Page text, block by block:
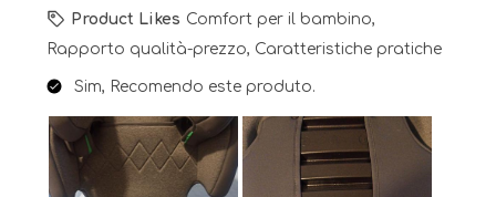
Product Likes Comfort per il bambino,
Rapporto qualità-prezzo, Caratteristiche pratiche
Sim, Recomendo este produto.